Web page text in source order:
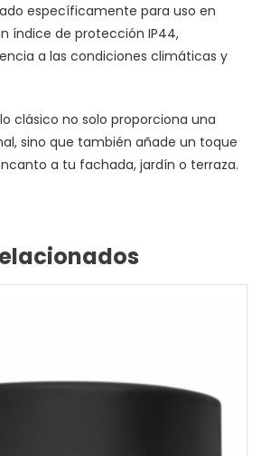
específicamente para uso en
índice de protección IP44,
a las condiciones climáticas y
clásico no solo proporciona una
sino que también añade un toque
a tu fachada, jardín o terraza.